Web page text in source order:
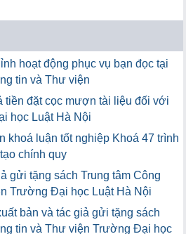
hoạt động phục vụ bạn đọc tại
tin và Thư viện
tiền đặt cọc mượn tài liệu đối với
học Luật Hà Nội
khoá luận tốt nghiệp Khoá 47 trình
chính quy
gửi tặng sách Trung tâm Công
Trường Đại học Luật Hà Nội
bản và tác giả gửi tặng sách
tin và Thư viện Trường Đại học